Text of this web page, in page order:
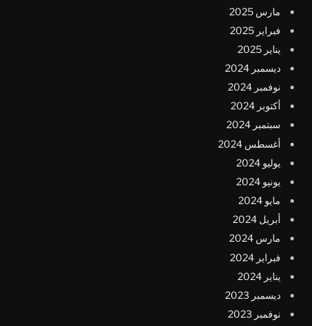
مارس 2025
فبراير 2025
يناير 2025
ديسمبر 2024
نوفمبر 2024
أكتوبر 2024
سبتمبر 2024
أغسطس 2024
يوليو 2024
يونيو 2024
مايو 2024
أبريل 2024
مارس 2024
فبراير 2024
يناير 2024
ديسمبر 2023
نوفمبر 2023